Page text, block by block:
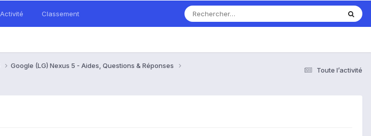
Activité Classement
Toute l’activité
Google (LG) Nexus 5 - Aides, Questions & Réponses